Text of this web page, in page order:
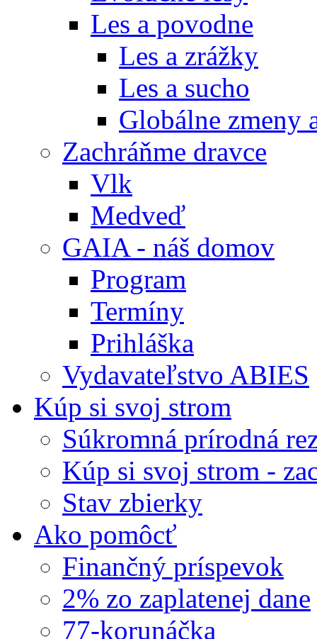
Les a povodne
Les a zrážky
Les a sucho
Globálne zmeny
Zachráňme dravce
Vlk
Medveď
GAIA - náš domov
Program
Termíny
Prihláška
Vydavateľstvo ABIES
Kúp si svoj strom
Súkromná prírodná
Kúp si svoj strom -
Stav zbierky
Ako pomôcť
Finančný príspevok
2% zo zaplatenej dane
77-korunáčka